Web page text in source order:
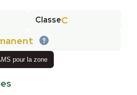
ClasseC
pour la zone